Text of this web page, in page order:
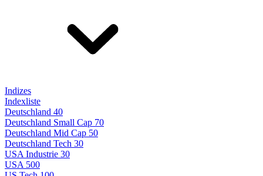
Indizes
Indexliste
Deutschland 40
Deutschland Small Cap 70
Deutschland Mid Cap 50
Deutschland Tech 30
USA Industrie 30
USA 500